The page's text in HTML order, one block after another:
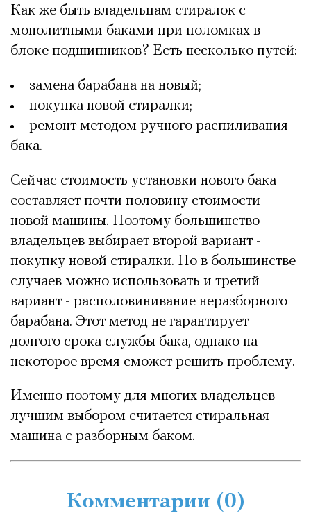
Как же быть владельцам стиралок с
монолитными баками при поломках в
блоке подшипников? Есть несколько путей:
замена барабана на новый;
покупка новой стиралки;
ремонт методом ручного распиливания
бака.
Сейчас стоимость установки нового бака
составляет почти половину стоимости
новой машины. Поэтому большинство
владельцев выбирает второй вариант -
покупку новой стиралки. Но в большинстве
случаев можно использовать и третий
вариант - располовинивание неразборного
барабана. Этот метод не гарантирует
долгого срока службы бака, однако на
некоторое время сможет решить проблему.
Именно поэтому для многих владельцев
лучшим выбором считается стиральная
машина с разборным баком.
Комментарии (0)